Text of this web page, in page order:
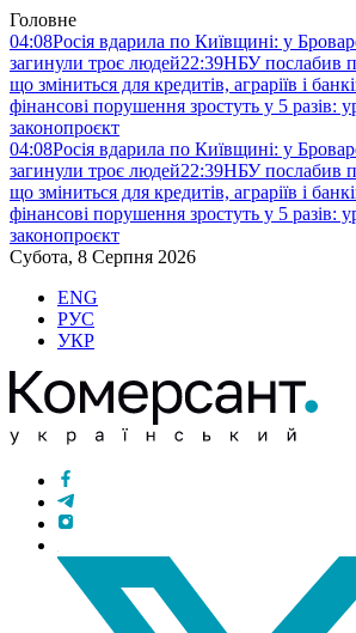
Головне
04:08Росія вдарила по Київщині: у
загинули троє людей22:39НБУ послабив
що зміниться для кредитів, аграріїв і
фінансові порушення зростуть у 5 разів:
законопроєкт
04:08Росія вдарила по Київщині: у
загинули троє людей22:39НБУ послабив
що зміниться для кредитів, аграріїв і
фінансові порушення зростуть у 5 разів:
законопроєкт
Субота, 8 Серпня 2026
ENG
РУС
УКР